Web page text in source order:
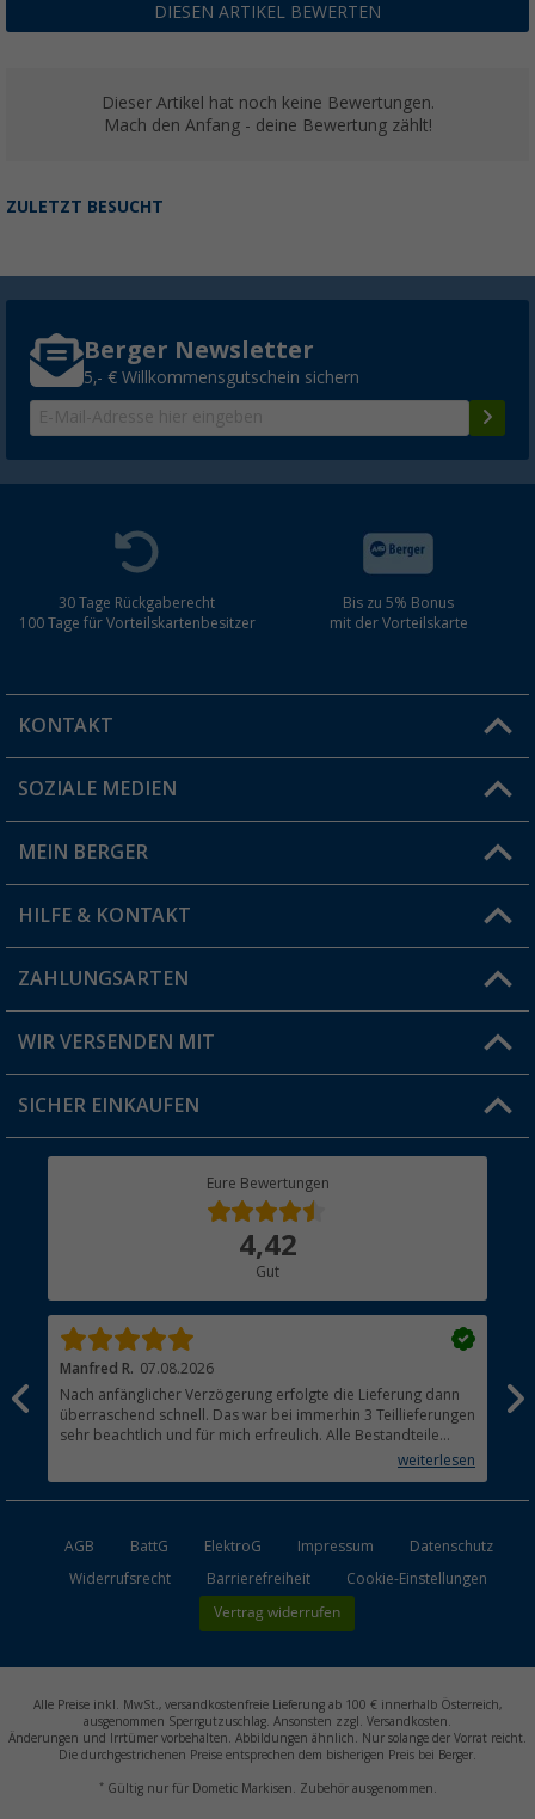
DIESEN ARTIKEL BEWERTEN
Dieser Artikel hat noch keine Bewertungen.
Mach den Anfang - deine Bewertung zählt!
ZULETZT BESUCHT
Berger Newsletter
5,- € Willkommensgutschein sichern
30 Tage Rückgaberecht
100 Tage für Vorteilskartenbesitzer
Bis zu 5% Bonus
mit der Vorteilskarte
KONTAKT
Du hast eine Frage?
Filiale finden
SOZIALE MEDIEN
MEIN BERGER
Vorteilskarte
Blog
Jobs & Karriere
HILFE & KONTAKT
FAQ & Kontakt
Versandinformationen
Rücksendung
ZAHLUNGSARTEN
WIR VERSENDEN MIT
SICHER EINKAUFEN
Eure Bewertungen
4,42
Gut
Manfred R. 07.08.2026
Nach anfänglicher Verzögerung erfolgte die Lieferung dann
überraschend schnell. Das war bei immerhin 3 Teillieferungen
sehr beachtlich und für mich erfreulich. Alle Bestandteile
waren gut verpackt und in Ordnung. Das Gerät (Gasgrill)weiterlesen
AGB BattG ElektroG Impressum
Datenschutz
Widerrufsrecht
Barrierefreiheit Cookie-Einstellungen
Vertrag widerrufen
Alle Preise inkl. MwSt., versandkostenfreie Lieferung ab 100 € innerhalb Österreich,
ausgenommen Sperrgutzuschlag. Ansonsten zzgl. Versandkosten.
Änderungen und Irrtümer vorbehalten. Abbildungen ähnlich. Nur solange der Vorrat reicht.
Die durchgestrichenen Preise entsprechen dem bisherigen Preis bei Berger.
*Gültig nur für Dometic Markisen. Zubehör ausgenommen.